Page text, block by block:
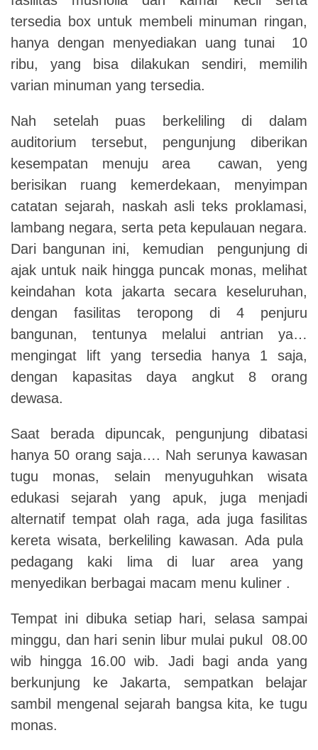
tersedia box untuk membeli minuman ringan,
hanya dengan menyediakan uang tunai 10
ribu, yang bisa dilakukan sendiri, memilih
varian minuman yang tersedia.
Nah setelah puas berkeliling di dalam
auditorium tersebut, pengunjung diberikan
kesempatan menuju area cawan, yeng
berisikan ruang kemerdekaan, menyimpan
catatan sejarah, naskah asli teks proklamasi,
lambang negara, serta peta kepulauan negara.
Dari bangunan ini, kemudian pengunjung di
ajak untuk naik hingga puncak monas, melihat
keindahan kota jakarta secara keseluruhan,
dengan fasilitas teropong di 4 penjuru
bangunan, tentunya melalui antrian ya…
mengingat lift yang tersedia hanya 1 saja,
dengan kapasitas daya angkut 8 orang
dewasa.
Saat berada dipuncak, pengunjung dibatasi
hanya 50 orang saja…. Nah serunya kawasan
tugu monas, selain menyuguhkan wisata
edukasi sejarah yang apuk, juga menjadi
alternatif tempat olah raga, ada juga fasilitas
kereta wisata, berkeliling kawasan. Ada pula
pedagang kaki lima di luar area yang
menyedikan berbagai macam menu kuliner .
Tempat ini dibuka setiap hari, selasa sampai
minggu, dan hari senin libur mulai pukul 08.00
wib hingga 16.00 wib. Jadi bagi anda yang
berkunjung ke Jakarta, sempatkan belajar
sambil mengenal sejarah bangsa kita, ke tugu
monas.